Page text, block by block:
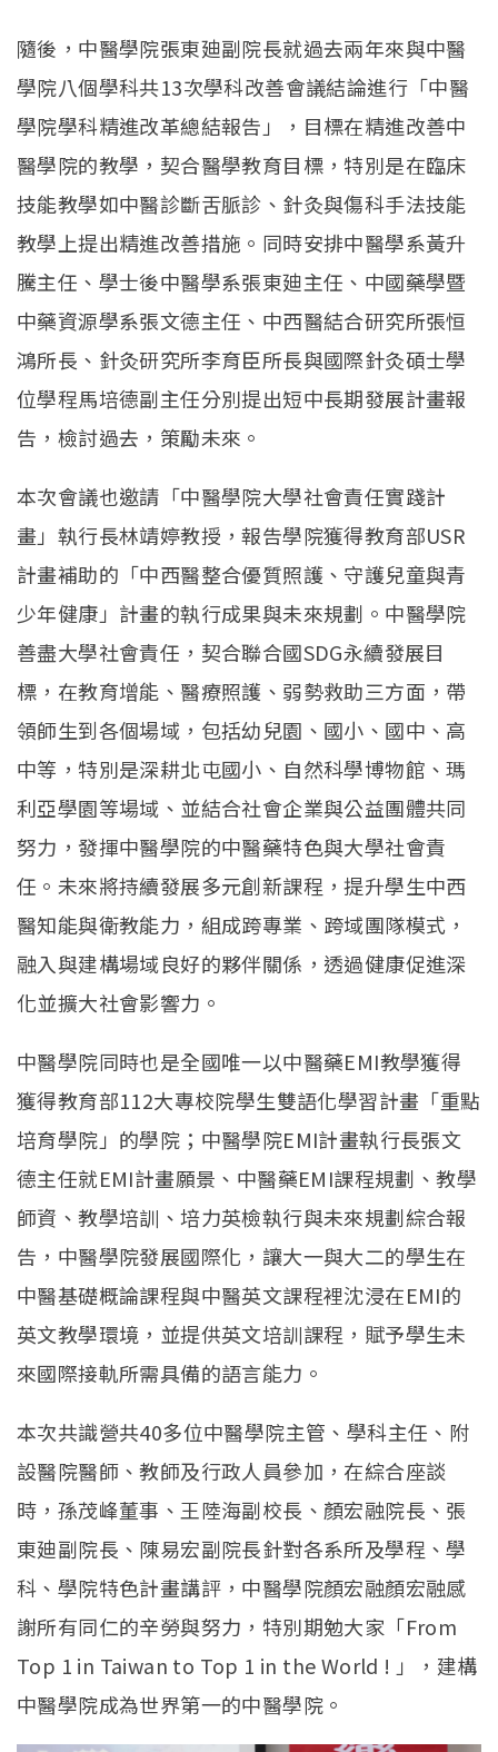
隨後，中醫學院張東廸副院長就過去兩年來與中醫
學院八個學科共13次學科改善會議結論進行「中醫
學院學科精進改革總結報告」，目標在精進改善中
醫學院的教學，契合醫學教育目標，特別是在臨床
技能教學如中醫診斷舌脈診、針灸與傷科手法技能
教學上提出精進改善措施。同時安排中醫學系黃升
騰主任、學士後中醫學系張東廸主任、中國藥學暨
中藥資源學系張文德主任、中西醫結合研究所張恒
鴻所長、針灸研究所李育臣所長與國際針灸碩士學
位學程馬培德副主任分別提出短中長期發展計畫報
告，檢討過去，策勵未來。
本次會議也邀請「中醫學院大學社會責任實踐計
畫」執行長林靖婷教授，報告學院獲得教育部USR
計畫補助的「中西醫整合優質照護、守護兒童與青
少年健康」計畫的執行成果與未來規劃。中醫學院
善盡大學社會責任，契合聯合國SDG永續發展目
標，在教育增能、醫療照護、弱勢救助三方面，帶
領師生到各個場域，包括幼兒園、國小、國中、高
中等，特別是深耕北屯國小、自然科學博物館、瑪
利亞學園等場域、並結合社會企業與公益團體共同
努力，發揮中醫學院的中醫藥特色與大學社會責
任。未來將持續發展多元創新課程，提升學生中西
醫知能與衛教能力，組成跨專業、跨域團隊模式，
融入與建構場域良好的夥伴關係，透過健康促進深
化並擴大社會影響力。
中醫學院同時也是全國唯一以中醫藥EMI教學獲得
獲得教育部112大專校院學生雙語化學習計畫「重點
培育學院」的學院；中醫學院EMI計畫執行長張文
德主任就EMI計畫願景、中醫藥EMI課程規劃、教學
師資、教學培訓、培力英檢執行與未來規劃綜合報
告，中醫學院發展國際化，讓大一與大二的學生在
中醫基礎概論課程與中醫英文課程裡沈浸在EMI的
英文教學環境，並提供英文培訓課程，賦予學生未
來國際接軌所需具備的語言能力。
本次共識營共40多位中醫學院主管、學科主任、附
設醫院醫師、教師及行政人員參加，在綜合座談
時，孫茂峰董事、王陸海副校長、顏宏融院長、張
東廸副院長、陳易宏副院長針對各系所及學程、學
科、學院特色計畫講評，中醫學院顏宏融顏宏融感
謝所有同仁的辛勞與努力，特別期勉大家「From
Top 1 in Taiwan to Top 1 in the World ! 」，建構
中醫學院成為世界第一的中醫學院。